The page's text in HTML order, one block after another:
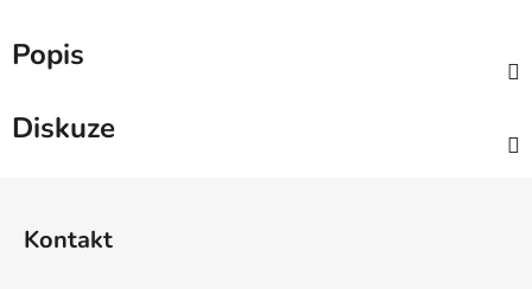
Popis
Diskuze
Kontakt